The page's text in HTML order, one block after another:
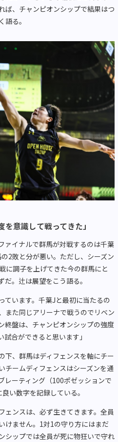
ば、チャンピオンシップで結果はつ
る。
を意識して戦ってきた」
ァイナルで群馬が対戦するのは千葉
2敗と分が悪い。ただし、シーズン
に調子を上げてきた今の群馬にと
。辻は展望をこう語る。
ています。千葉Jと最初に当たるの
また同じアリーナで戦うのでリベン
終盤は、チャンピオンシップの強度
合ができると思います」
下、群馬はディフェンスを軸にチー
チームディフェンスはシーズンを通
レーティング（100ポゼッションで
い数字を記録している。
ェンスは、必ず生きてきます。全員
けません。1対1の守り方にはまだ
シップでは全員が死に物狂いで守れ